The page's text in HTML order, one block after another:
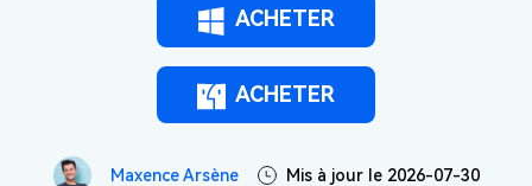
ACHETER
ACHETER
Maxence Arsène
Mis à jour le 2026-07-30